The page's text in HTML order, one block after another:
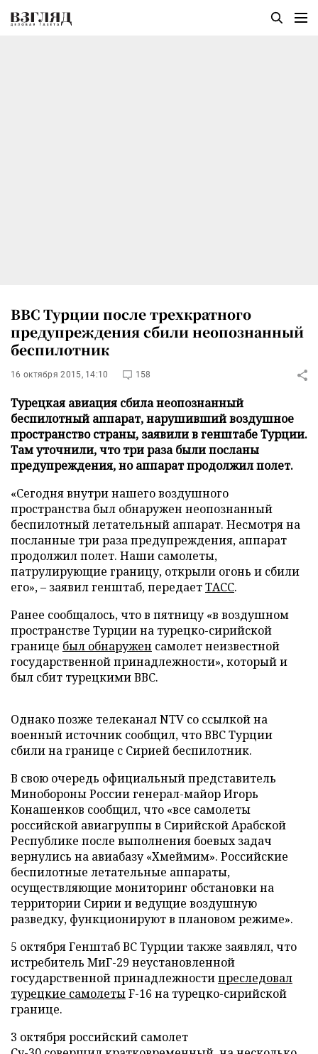
ВВС Турции после трехкратного
предупреждения сбили неопознанный
беспилотник
16 октября 2015, 14:10 158
Турецкая авиация сбила неопознанный
беспилотный аппарат, нарушивший воздушное
пространство страны, заявили в генштабе Турции.
Там уточнили, что три раза были посланы
предупреждения, но аппарат продолжил полет.
«Сегодня внутри нашего воздушного
пространства был обнаружен неопознанный
беспилотный летательный аппарат. Несмотря на
посланные три раза предупреждения, аппарат
продолжил полет. Наши самолеты,
патрулирующие границу, открыли огонь и сбили
его», – заявил генштаб, передаетТАСС.
Ранее сообщалось, что в пятницу «в воздушном
пространстве Турции на турецко-сирийской
границе был обнаружен самолет неизвестной
государственной принадлежности», который и
был сбит турецкими ВВС.
Однако позже телеканал NTV со ссылкой на
военный источник сообщил, что ВВС Турции
сбили на границе с Сирией беспилотник.
В свою очередь официальный представитель
Минобороны России генерал-майор Игорь
Конашенков сообщил, что «все самолеты
российской авиагруппы в Сирийской Арабской
Республике после выполнения боевых задач
вернулись на авиабазу «Хмеймим». Российские
беспилотные летательные аппараты,
осуществляющие мониторинг обстановки на
территории Сирии и ведущие воздушную
разведку, функционируют в плановом режиме».
5 октября Генштаб ВС Турции также заявлял, что
истребитель МиГ-29 неустановленной
государственной принадлежностипреследовал
турецкие самолетыF-16 на турецко-сирийской
границе.
3 октября российский самолет